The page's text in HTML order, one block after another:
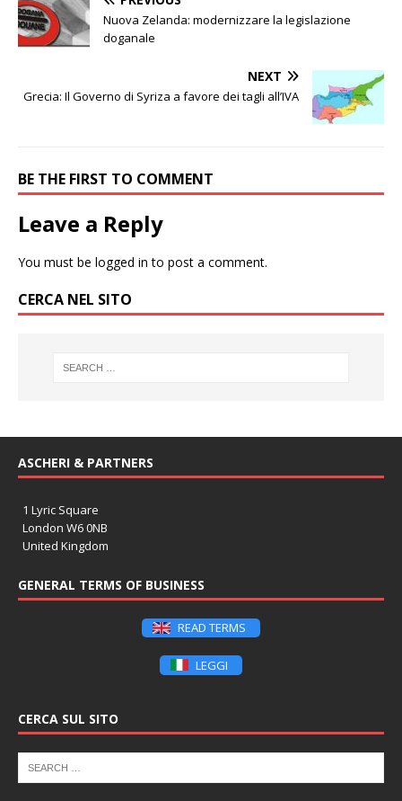
Nuova Zelanda: modernizzare la legislazione
doganale
NEXT
Grecia: Il Governo di Syriza a favore dei tagli all’IVA
BE THE FIRST TO COMMENT
Leave a Reply
You must be logged in to post a comment.
CERCA NEL SITO
ASCHERI & PARTNERS
1 Lyric Square
London W6 0NB
United Kingdom
GENERAL TERMS OF BUSINESS
READ TERMS
LEGGI
CERCA SUL SITO